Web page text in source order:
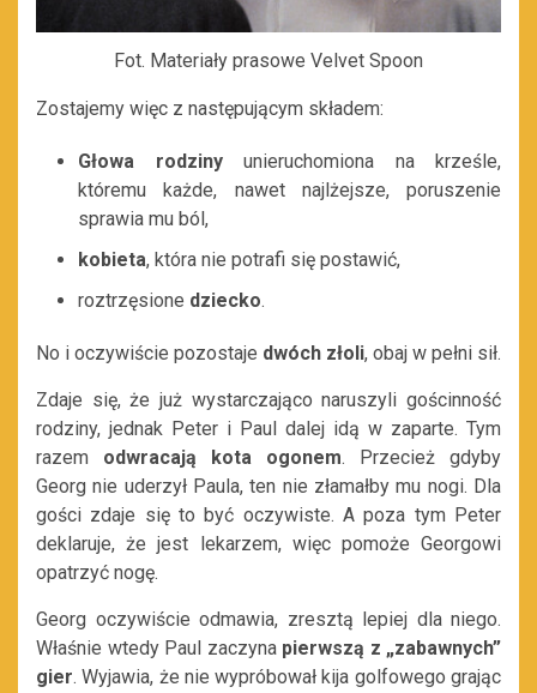
Fot. Materiały prasowe Velvet Spoon
Zostajemy więc z następującym składem:
Głowa rodzinyunieruchomiona na krześle,
któremu każde, nawet najlżejsze, poruszenie
sprawia mu ból,
kobieta, która nie potrafi się postawić,
roztrzęsione dziecko.
No i oczywiście pozostaje dwóch złoli, obaj w pełni sił.
Zdaje się, że już wystarczająco naruszyli gościnność
rodziny, jednak Peter i Paul dalej idą w zaparte. Tym
razem odwracają kota ogonem. Przecież gdyby
Georg nie uderzył Paula, ten nie złamałby mu nogi. Dla
gości zdaje się to być oczywiste. A poza tym Peter
deklaruje, że jest lekarzem, więc pomoże Georgowi
opatrzyć nogę.
Georg oczywiście odmawia, zresztą lepiej dla niego.
Właśnie wtedy Paul zaczyna pierwszą z „zabawnych”
gier. Wyjawia, że nie wypróbował kija golfowego grając